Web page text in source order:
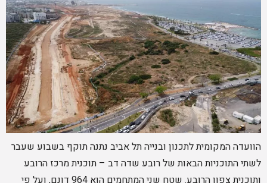
הוועדה המקומית לתכנון ובנייה תל אביב נתנה תוקף בשבוע שעבר
לשתי התוכניות הבאות של רובע שדה דב – תוכנית מרכז הרובע
ותוכנית צפון הרובע. שטח שני המתחמים הוא 964 דונם, ועל פי